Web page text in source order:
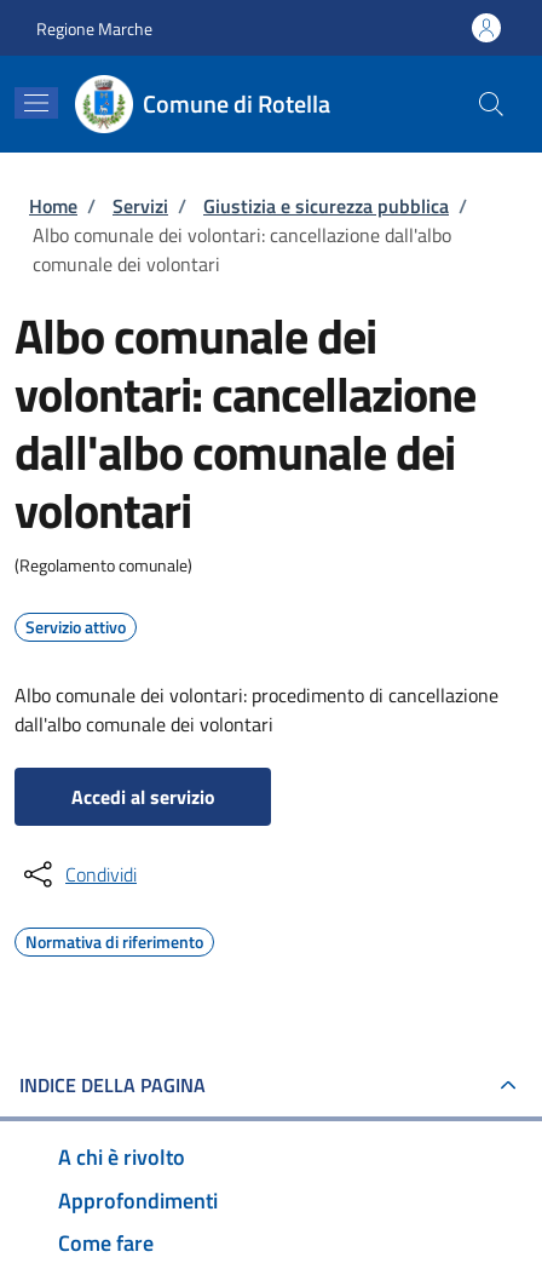
Regione Marche
Comune di Rotella
Briciole di pane
Home / Servizi / Giustizia e sicurezza pubblica /
Albo comunale dei volontari: cancellazione dall'albo
comunale dei volontari
Albo comunale dei
volontari: cancellazione
dall'albo comunale dei
volontari
(Regolamento comunale)
Servizio attivo
Albo comunale dei volontari: procedimento di cancellazione
dall'albo comunale dei volontari
Accedi al servizio
Condividi
Normativa di riferimento
INDICE DELLA PAGINA
A chi è rivolto
Approfondimenti
Come fare